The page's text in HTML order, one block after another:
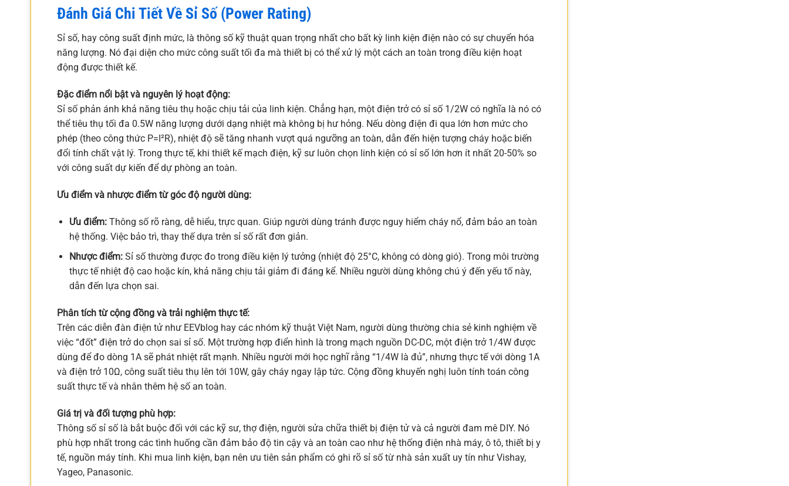
Đánh Giá Chi Tiết Về Sỉ Số (Power Rating)
Sỉ số, hay công suất định mức, là thông số kỹ thuật quan trọng nhất cho bất kỳ linh kiện điện nào có sự chuyển hóa
năng lượng. Nó đại diện cho mức công suất tối đa mà thiết bị có thể xử lý một cách an toàn trong điều kiện hoạt
động được thiết kế.
Đặc điểm nổi bật và nguyên lý hoạt động:
Sỉ số phản ánh khả năng tiêu thụ hoặc chịu tải của linh kiện. Chẳng hạn, một điện trở có sỉ số 1/2W có nghĩa là nó có
thể tiêu thụ tối đa 0.5W năng lượng dưới dạng nhiệt mà không bị hư hỏng. Nếu dòng điện đi qua lớn hơn mức cho
phép (theo công thức P=I²R), nhiệt độ sẽ tăng nhanh vượt quá ngưỡng an toàn, dẫn đến hiện tượng cháy hoặc biến
đổi tính chất vật lý. Trong thực tế, khi thiết kế mạch điện, kỹ sư luôn chọn linh kiện có sỉ số lớn hơn ít nhất 20-50% so
với công suất dự kiến để dự phòng an toàn.
Ưu điểm và nhược điểm từ góc độ người dùng:
Ưu điểm:Thông số rõ ràng, dễ hiểu, trực quan. Giúp người dùng tránh được nguy hiểm cháy nổ, đảm bảo an toàn
hệ thống. Việc bảo trì, thay thế dựa trên sỉ số rất đơn giản.
Nhược điểm:Sỉ số thường được đo trong điều kiện lý tưởng (nhiệt độ 25°C, không có dòng gió). Trong môi trường
thực tế nhiệt độ cao hoặc kín, khả năng chịu tải giảm đi đáng kể. Nhiều người dùng không chú ý đến yếu tố này,
dẫn đến lựa chọn sai.
Phân tích từ cộng đồng và trải nghiệm thực tế:
Trên các diễn đàn điện tử như EEVblog hay các nhóm kỹ thuật Việt Nam, người dùng thường chia sẻ kinh nghiệm về
việc “đốt” điện trở do chọn sai sỉ số. Một trường hợp điển hình là trong mạch nguồn DC-DC, một điện trở 1/4W được
dùng để đo dòng 1A sẽ phát nhiệt rất mạnh. Nhiều người mới học nghĩ rằng “1/4W là đủ”, nhưng thực tế với dòng 1A
và điện trở 10Ω, công suất tiêu thụ lên tới 10W, gây cháy ngay lập tức. Cộng đồng khuyến nghị luôn tính toán công
suất thực tế và nhân thêm hệ số an toàn.
Giá trị và đối tượng phù hợp:
Thông số sỉ số là bắt buộc đối với các kỹ sư, thợ điện, người sửa chữa thiết bị điện tử và cả người đam mê DIY. Nó
phù hợp nhất trong các tình huống cần đảm bảo độ tin cậy và an toàn cao như hệ thống điện nhà máy, ô tô, thiết bị y
tế, nguồn máy tính. Khi mua linh kiện, bạn nên ưu tiên sản phẩm có ghi rõ sỉ số từ nhà sản xuất uy tín như Vishay,
Yageo, Panasonic.